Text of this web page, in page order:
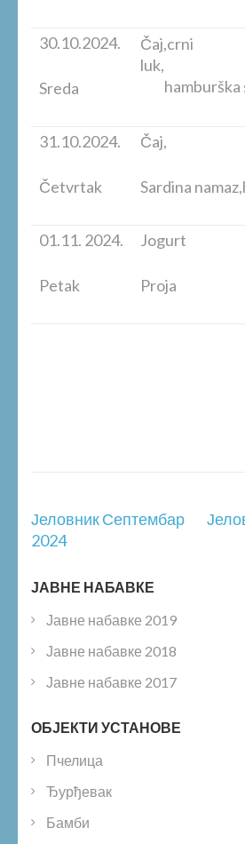
30.10.2024.
Sreda
Čaj,crni
hamburška
31.10.2024.
Četvrtak
Čaj,
Sardina
01.11. 2024.
Petak
Jogurt
Proja
Post
navigation
Јеловник Септембар
2024
ЈАВНЕ НАБАВКЕ
Јавне набавке 2019
Јавне набавке 2018
Јавне набавке 2017
ОБЈЕКТИ УСТАНОВЕ
Пчелица
Ђурђевак
Бамби